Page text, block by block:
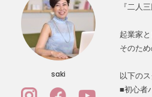
saki
『二人
起業家
そのた
以下の
■初心者